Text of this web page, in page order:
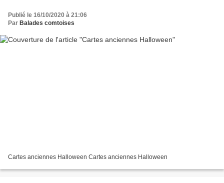
Publié le 16/10/2020 à 21:06
Par Balades comtoises
Cartes anciennes Halloween Cartes anciennes Halloween